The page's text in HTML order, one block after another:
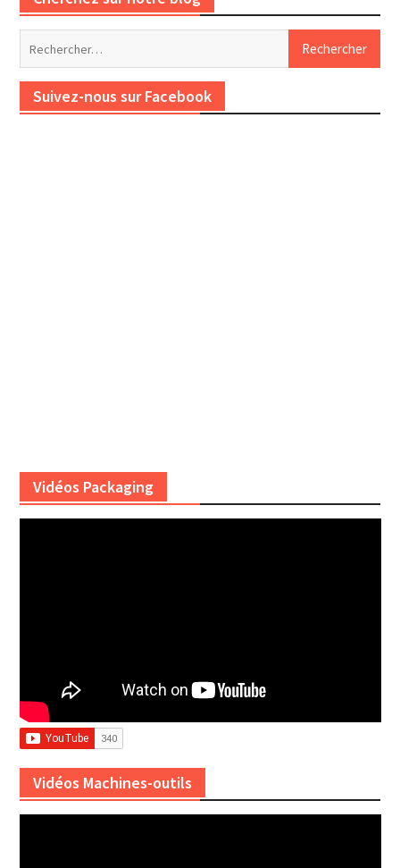
Suivez-nous sur Facebook
Vidéos Packaging
Vidéos Machines-outils